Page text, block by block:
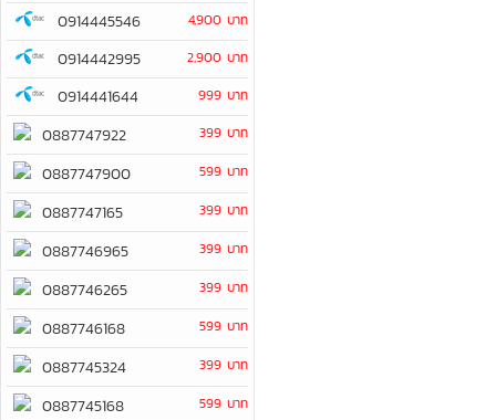
0914445546 4,900 บาท
0914442995 2,900 บาท
0914441644 999 บาท
0887747922 399 บาท
0887747900 599 บาท
0887747165 399 บาท
0887746965 399 บาท
0887746265 399 บาท
0887746168 599 บาท
0887745324 399 บาท
0887745168 599 บาท